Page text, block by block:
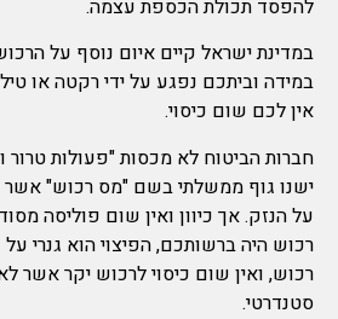
להפסד תכולת הכספת עצמה.
במדינת ישראל קיים איום נוסף על
במידה וביתכם נפגע על ידי רקטה או
אין לכם שום כיסוי.
חברות הביטוח לא מכסות "פעולות טרור
ישנו גוף ממשלתי בשם "מס רכוש"
על הנזק. אך כיוון ואין שום פוליסה
רכוש היה ברשותכם, הפיצוי הוא גנרי
רכוש, ואין שום כיסוי לרכוש יקר אשר
סטנדרטי.